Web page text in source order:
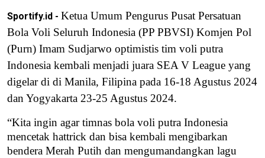
Sportify.id - Ketua Umum Pengurus Pusat Persatuan
Bola Voli Seluruh Indonesia (PP PBVSI) Komjen Pol
(Purn) Imam Sudjarwo optimistis tim voli putra
Indonesia kembali menjadi juara SEA V League yang
digelar di di Manila, Filipina pada 16-18 Agustus 2024
dan Yogyakarta 23-25 Agustus 2024.
“Kita ingin agar timnas bola voli putra Indonesia
mencetak hattrick dan bisa kembali mengibarkan
bendera Merah Putih dan mengumandangkan lagu